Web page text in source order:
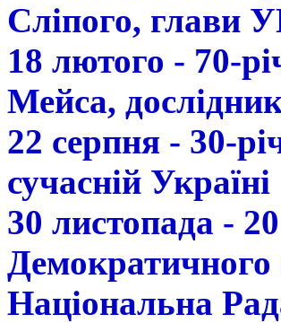
Сліпого, глави
18 лютого - 70-
Мейса,
22 серпня - 30-
сучасній Україні
30 листопада -
Національна